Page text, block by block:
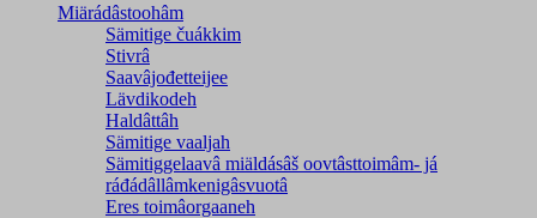
Miärádâstoohâm
Sämitige čuákkim
Stivrâ
Saavâjođetteijee
Lävdikodeh
Haldâttâh
Sämitige vaaljah
Sämitiggelaavâ miäldásâš oovtâsttoimâm- já
ráđádâllâmkenigâsvuotâ
Eres toimâorgaaneh